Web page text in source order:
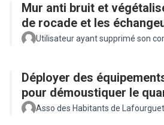
Mur anti bruit et
de rocade et les
Utilisateur ayant supprimé son
Déployer des
pour démoustiquer le
Asso des Habitants de